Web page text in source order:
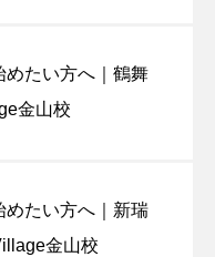
めたい方へ｜鶴舞
金山校
めたい方へ｜新瑞
金山校